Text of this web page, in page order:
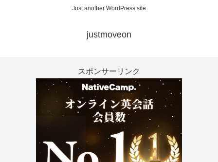
Just another WordPress site
justmoveon
スポンサーリンク